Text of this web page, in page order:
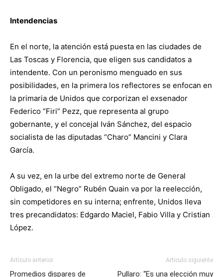
Intendencias
En el norte, la atención está puesta en las ciudades de
Las Toscas y Florencia, que eligen sus candidatos a
intendente. Con un peronismo menguado en sus
posibilidades, en la primera los reflectores se enfocan en
la primaria de Unidos que corporizan el exsenador
Federico “Firi” Pezz, que representa al grupo
gobernante, y el concejal Iván Sánchez, del espacio
socialista de las diputadas “Charo” Mancini y Clara
García.
A su vez, en la urbe del extremo norte de General
Obligado, el “Negro” Rubén Quain va por la reelección,
sin competidores en su interna; enfrente, Unidos lleva
tres precandidatos: Edgardo Maciel, Fabio Villa y Cristian
López.
Artículo anterior
Promedios dispares de
Artículo siguiente
Pullaro: “Es una elección muy